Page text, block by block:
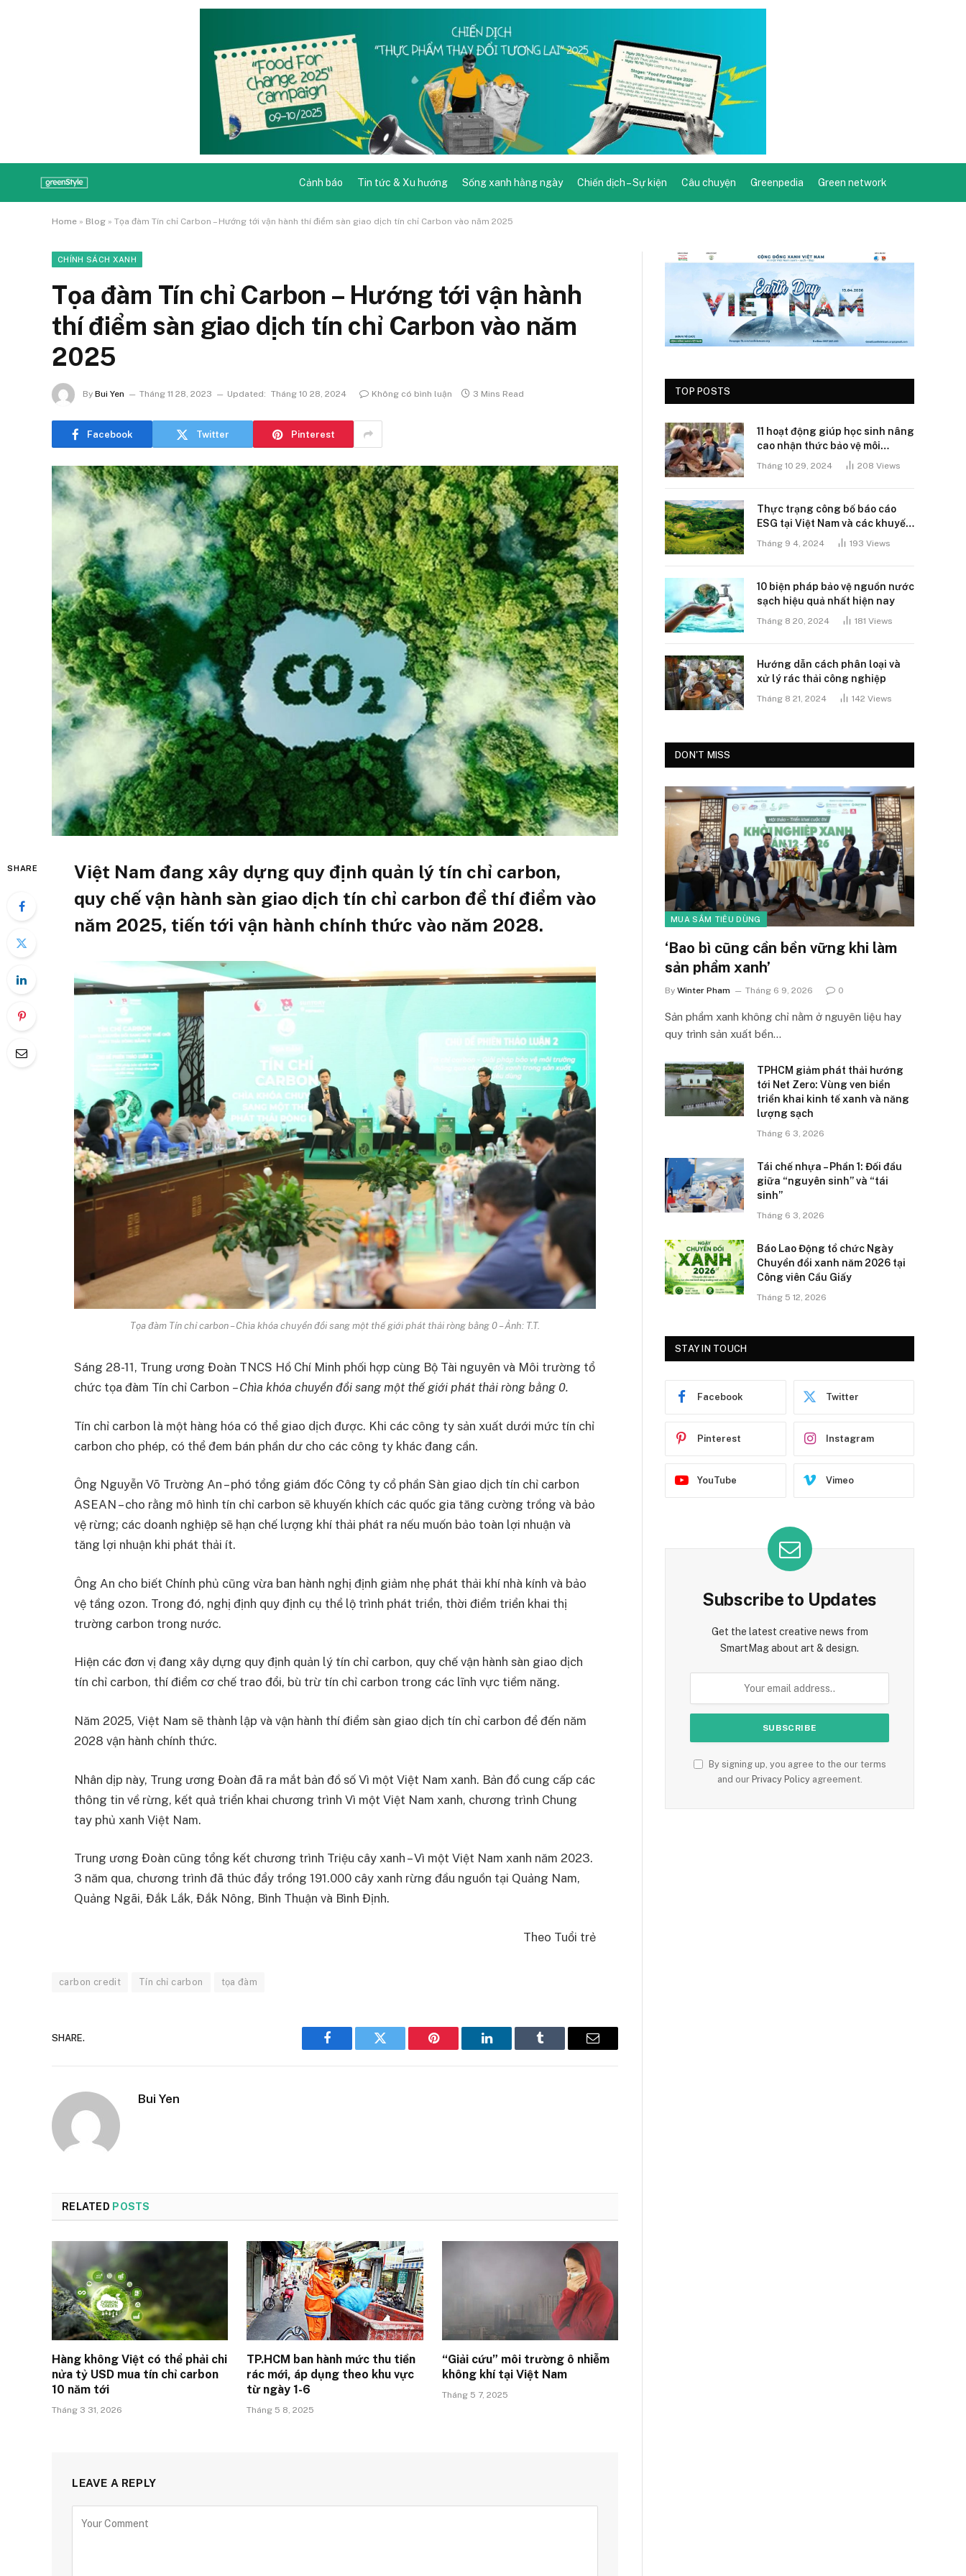
Cảnh báo Tin tức & Xu hướng Sống xanh hằng ngày Chiến dịch – Sự kiện Câu chuyện Greenpedia Green network
Home » Blog » Tọa đàm Tín chỉ Carbon – Hướng tới vận hành thí điểm sàn giao dịch tín chỉ Carbon vào năm 2025
CHÍNH SÁCH XANH
Tọa đàm Tín chỉ Carbon – Hướng tới vận hành
thí điểm sàn giao dịch tín chỉ Carbon vào năm
2025
By Bui Yen Tháng 11 28, 2023 Updated: Tháng 10 28, 2024 Không có bình luận 3 Mins Read
Facebook Twitter Pinterest
SHARE
Việt Nam đang xây dựng quy định quản lý tín chỉ carbon,
quy chế vận hành sàn giao dịch tín chỉ carbon để thí điểm vào
năm 2025, tiến tới vận hành chính thức vào năm 2028.
Tọa đàm Tín chỉ carbon – Chìa khóa chuyển đổi sang một thế giới phát thải ròng bằng 0 – Ảnh: T.T.
Sáng 28-11, Trung ương Đoàn TNCS Hồ Chí Minh phối hợp cùng Bộ Tài nguyên và Môi trường tổ
chức tọa đàm Tín chỉ Carbon – Chìa khóa chuyển đổi sang một thế giới phát thải ròng bằng 0.
Tín chỉ carbon là một hàng hóa có thể giao dịch được. Khi các công ty sản xuất dưới mức tín chỉ
carbon cho phép, có thể đem bán phần dư cho các công ty khác đang cần.
Ông Nguyễn Võ Trường An – phó tổng giám đốc Công ty cổ phần Sàn giao dịch tín chỉ carbon
ASEAN – cho rằng mô hình tín chỉ carbon sẽ khuyến khích các quốc gia tăng cường trồng và bảo
vệ rừng; các doanh nghiệp sẽ hạn chế lượng khí thải phát ra nếu muốn bảo toàn lợi nhuận và
tăng lợi nhuận khi phát thải ít.
Ông An cho biết Chính phủ cũng vừa ban hành nghị định giảm nhẹ phát thải khí nhà kính và bảo
vệ tầng ozon. Trong đó, nghị định quy định cụ thể lộ trình phát triển, thời điểm triển khai thị
trường carbon trong nước.
Hiện các đơn vị đang xây dựng quy định quản lý tín chỉ carbon, quy chế vận hành sàn giao dịch
tín chỉ carbon, thí điểm cơ chế trao đổi, bù trừ tín chỉ carbon trong các lĩnh vực tiềm năng.
Năm 2025, Việt Nam sẽ thành lập và vận hành thí điểm sàn giao dịch tín chỉ carbon để đến năm
2028 vận hành chính thức.
Nhân dịp này, Trung ương Đoàn đã ra mắt bản đồ số Vì một Việt Nam xanh. Bản đồ cung cấp các
thông tin về rừng, kết quả triển khai chương trình Vì một Việt Nam xanh, chương trình Chung
tay phủ xanh Việt Nam.
Trung ương Đoàn cũng tổng kết chương trình Triệu cây xanh – Vì một Việt Nam xanh năm 2023.
3 năm qua, chương trình đã thúc đẩy trồng 191.000 cây xanh rừng đầu nguồn tại Quảng Nam,
Quảng Ngãi, Đắk Lắk, Đắk Nông, Bình Thuận và Bình Định.
Theo Tuổi trẻ
carbon credit Tín chỉ carbon tọa đàm
SHARE.
Facebook Twitter Pinterest LinkedIn Tumblr Email
Bui Yen
RELATED POSTS
Hàng không Việt có thể phải chi
nửa tỷ USD mua tín chỉ carbon
10 năm tới
Tháng 3 31, 2026
TP.HCM ban hành mức thu tiền
rác mới, áp dụng theo khu vực
từ ngày 1-6
Tháng 5 8, 2025
“Giải cứu” môi trường ô nhiễm
không khí tại Việt Nam
Tháng 5 7, 2025
LEAVE A REPLY
TOP POSTS
11 hoạt động giúp học sinh nâng
cao nhận thức bảo vệ môi
trường
Tháng 10 29, 2024 208 Views
Thực trạng công bố báo cáo
ESG tại Việt Nam và các khuyến
nghị
Tháng 9 4, 2024 193 Views
10 biện pháp bảo vệ nguồn nước
sạch hiệu quả nhất hiện nay
Tháng 8 20, 2024 181 Views
Hướng dẫn cách phân loại và
xử lý rác thải công nghiệp
Tháng 8 21, 2024 142 Views
DON'T MISS
MUA SẮM TIÊU DÙNG
‘Bao bì cũng cần bền vững khi làm
sản phẩm xanh’
By Winter Pham Tháng 6 9, 2026 0
Sản phẩm xanh không chỉ nằm ở nguyên liệu hay
quy trình sản xuất bền…
TPHCM giảm phát thải hướng
tới Net Zero: Vùng ven biển
triển khai kinh tế xanh và năng
lượng sạch
Tháng 6 3, 2026
Tái chế nhựa – Phần 1: Đối đầu
giữa “nguyên sinh” và “tái
sinh”
Tháng 6 3, 2026
Báo Lao Động tổ chức Ngày
Chuyển đổi xanh năm 2026 tại
Công viên Cầu Giấy
Tháng 5 12, 2026
STAY IN TOUCH
Facebook Twitter
Pinterest Instagram
YouTube Vimeo
Subscribe to Updates
Get the latest creative news from
SmartMag about art & design.
By signing up, you agree to the our terms
and our Privacy Policyagreement.